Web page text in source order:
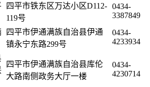
四平市铁东区万达小区D112-
119号
0434-
3387849
四平市伊通满族自治县伊通
镇永宁东路299号
0434-
4233934
四平市伊通满族自治县库伦
大路南侧政务大厅一楼
0434-
4230714